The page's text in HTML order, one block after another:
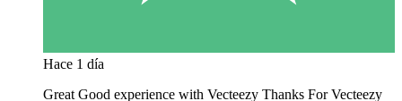
Hace 1 día
Great Good experience with Vecteezy Thanks For Vecteezy